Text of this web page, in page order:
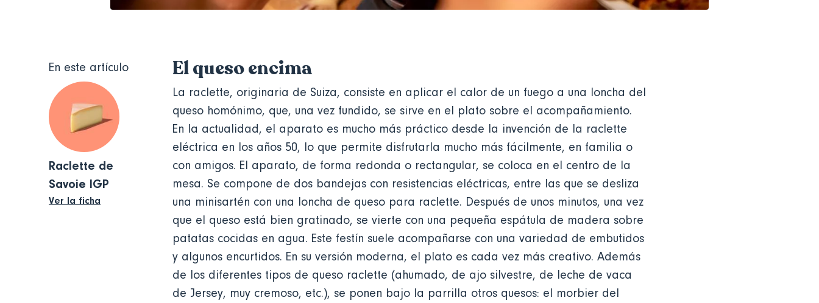
En este artículo
Raclette de
Savoie IGP
Ver la ficha
El queso encima
La raclette, originaria de Suiza, consiste en aplicar el calor de un fuego a una loncha del
queso homónimo, que, una vez fundido, se sirve en el plato sobre el acompañamiento.
En la actualidad, el aparato es mucho más práctico desde la invención de la raclette
eléctrica en los años 50, lo que permite disfrutarla mucho más fácilmente, en familia o
con amigos. El aparato, de forma redonda o rectangular, se coloca en el centro de la
mesa. Se compone de dos bandejas con resistencias eléctricas, entre las que se desliza
una minisartén con una loncha de queso para raclette. Después de unos minutos, una vez
que el queso está bien gratinado, se vierte con una pequeña espátula de madera sobre
patatas cocidas en agua. Este festín suele acompañarse con una variedad de embutidos
y algunos encurtidos. En su versión moderna, el plato es cada vez más creativo. Además
de los diferentes tipos de queso raclette (ahumado, de ajo silvestre, de leche de vaca
de Jersey, muy cremoso, etc.), se ponen bajo la parrilla otros quesos: el morbier del